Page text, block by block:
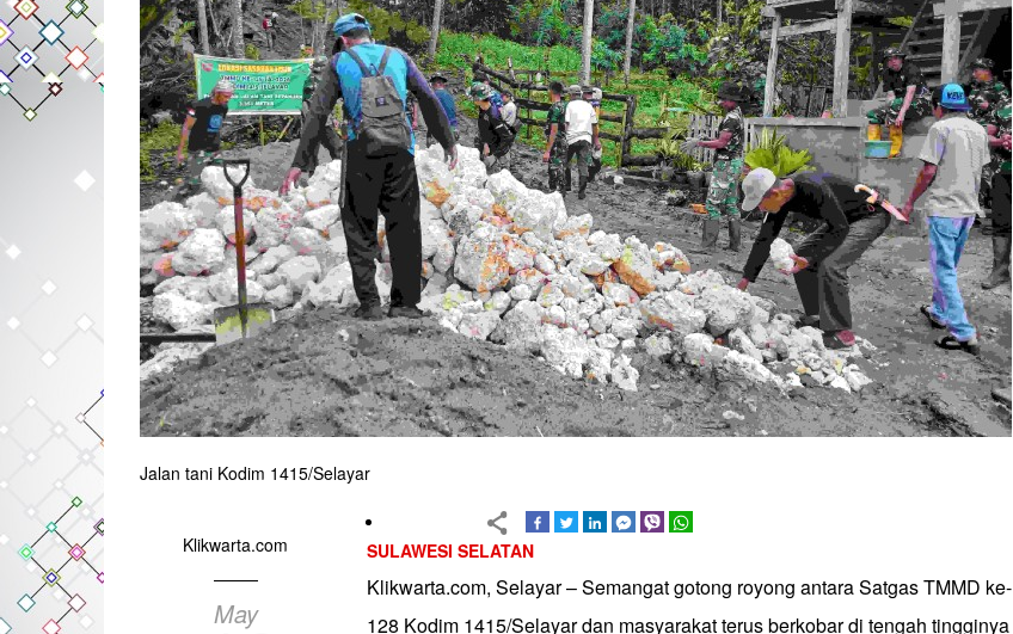
Jalan tani Kodim 1415/Selayar
Klikwarta.com
May
SULAWESI SELATAN
Klikwarta.com, Selayar – Semangat gotong royong antara Satgas TMMD ke-
128 Kodim 1415/Selayar dan masyarakat terus berkobar di tengah tingginya